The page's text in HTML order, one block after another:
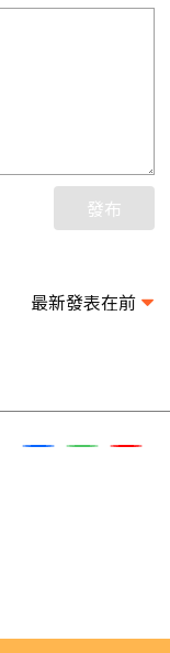
發布
最新發表在前